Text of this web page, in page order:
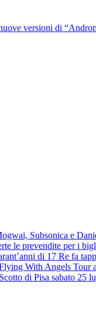
versioni di
Subsonica e
le prevendite per i
di 17 Re fa
With Angels Tour
di Pisa sabato 25